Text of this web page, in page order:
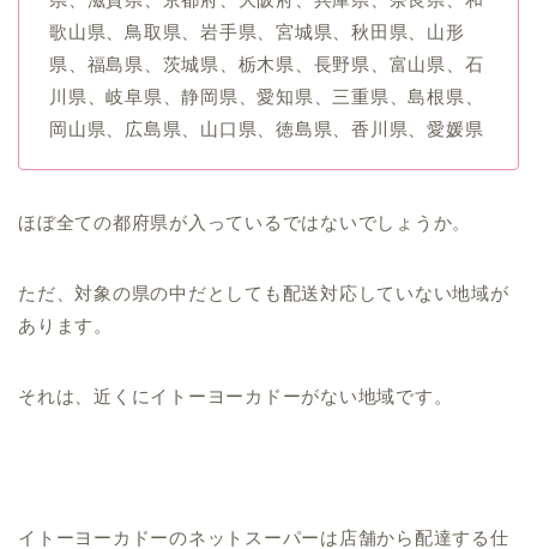
歌山県、鳥取県、岩手県、宮城県、秋田県、山形
県、福島県、茨城県、栃木県、長野県、富山県、石
川県、岐阜県、静岡県、愛知県、三重県、島根県、
岡山県、広島県、山口県、徳島県、香川県、愛媛県
ほぼ全ての都府県が入っているではないでしょうか。
ただ、対象の県の中だとしても配送対応していない地域が
あります。
それは、近くにイトーヨーカドーがない地域です。
イトーヨーカドーのネットスーパーは店舗から配達する仕